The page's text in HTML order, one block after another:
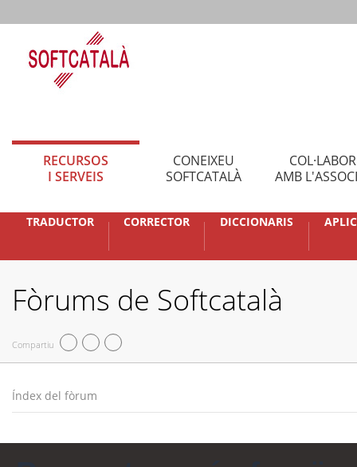
RECURSOS
I SERVEIS
CONEIXEU
SOFTCATALÀ
AMB
TRADUCTOR CORRECTOR DICCIONARIS
Fòrums de Softcatalà
Compartiu
Índex del fòrum